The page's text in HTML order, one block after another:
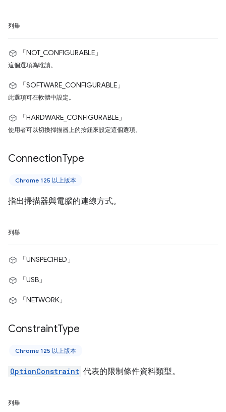
列舉
「NOT_CONFIGURABLE」
這個選項為唯讀。
「SOFTWARE_CONFIGURABLE」
此選項可在軟體中設定。
「HARDWARE_CONFIGURABLE」
使用者可以切換掃描器上的按鈕來設定這個選項。
ConnectionType
Chrome 125 以上版本
指出掃描器與電腦的連線方式。
列舉
「UNSPECIFIED」
「USB」
「NETWORK」
ConstraintType
Chrome 125 以上版本
OptionConstraint 代表的限制條件資料類型。
列舉